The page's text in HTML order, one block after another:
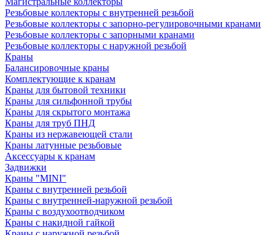
Резьбовые коллекторы с внутренней резьбой
Резьбовые коллекторы с запорно-регулировочными кранами
Резьбовые коллекторы с запорными кранами
Резьбовые коллекторы с наружной резьбой
Краны
Балансировочные краны
Комплектующие к кранам
Краны для бытовой техники
Краны для сильфонной трубы
Краны для скрытого монтажа
Краны для труб ПНД
Краны из нержавеющей стали
Краны латунные резьбовые
Аксессуары к кранам
Задвижки
Краны "MINI"
Краны с внутренней резьбой
Краны с внутренней-наружной резьбой
Краны с воздухоотводчиком
Краны с накидной гайкой